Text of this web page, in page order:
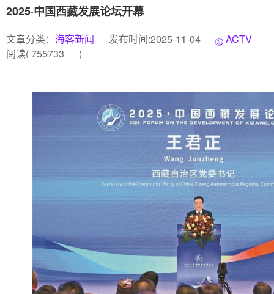
2025·中国西藏发展论坛开幕
文章分类： 海客新闻 发布时间:2025-11-04
ACTV
阅读(755733 )